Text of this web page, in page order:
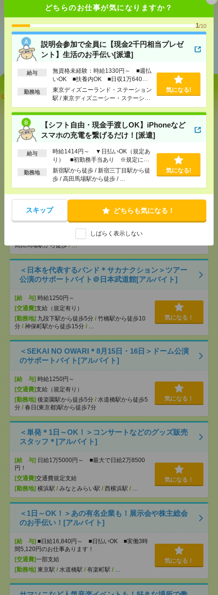
どちらのお仕事が気になりますか？
1/10
説明会参加で全員に【現金2千円相当プレゼ
ント】生活のお手伝い[派遣]
給与
無資格未経験：時給1330円～ ■週払
いOK ■扶養内OK ■日収1万640円
以上
勤務地
東京ディズニーランド・ステーション
駅 / 東京ディズニーシー・ステーショ
ン駅 / リゾートゲートウェイ・ステー
ション駅 / …
気になる!
【シフト自由・現金手渡しOK】iPhoneなど
スマホの充電を繋げるだけ！[派遣]
給与
時給1414円～ ▼日払いOK（規定あ
り） ■初勤務手当あり ※規定によ
る
勤務地
新宿駅から徒歩 / 新宿三丁目駅から徒
歩 / 高田馬場駅から徒歩 / …
気になる!
スキップ どちらも気になる！
しばらく表示しない
シェア ツイート ブックマーク
あなたの閲覧履歴からの
おすすめ
説明会参加で全員に【現金2千円相当プレゼント】生
活のお手伝い[派遣]
[給 与]
無資格未経験：時給1330円～ ■週払い
OK ■扶養内OK ■日収1万640円以上
[交通費]交通費全額支給
[勤務地]東京ディズニーランド・ステーション駅/
東京ディズニーシー・ステーション駅
リゾートゲ
ートウェイ・ステーション駅/ …
充電を繋げるだけ！[派遣]
[給 与]時給1414円～ ▼日払いOK（規定あ
り） ■初勤務手当あり ※規定による
新宿駅から徒歩 新宿三丁目駅から徒歩
高田馬場駅から徒歩/…
＜日本を代表するバンド＊サカナクション＞ツアー
公演のサポートバイト＠日本武道館[アルバイト]
[給 与] 時給1250円～
[交通費]支給（規定有り）
[勤務地] 九段下駅から徒歩5分 / 竹橋駅から徒歩10
分 / 神保町駅から徒歩15分 / …
気になる！
＜SEKAI NO OWARI＊8月15日・16日＞ドーム公演
のサポートバイト[アルバイト]
[給 与] 時給1250円～
[交通費]支給（規定有り）
[勤務地] 後楽園駅から徒歩5分 / 水道橋駅から徒歩5
分 / 春日(東京都)駅から徒歩7分
気になる！
＜単発＊1日～OK！＞コンサートなどのグッズ販売
スタッフ＊[アルバイト]
[給 与] 日給1万5000円～ ■最大で日給2万8500
円！
[交通費]交通費規定支給
[勤務地] 横浜駅 / みなとみらい駅 / 西横浜駅 / …
気になる！
＜1日～OK！＞あの有名企業も！展示会や株主総会
のお手伝い！[アルバイト]
[給 与] ■日給16,840円～ ■日払いOK ■実働3時
間5,120円のお仕事あります！
[交通費]一部支給
[勤務地] 東京駅 / 水道橋駅 / 有楽町駅 / …
気になる！